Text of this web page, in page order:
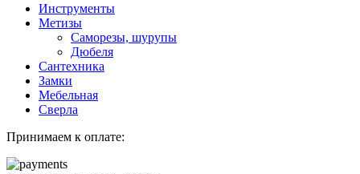
Инструменты
Метизы
Саморезы, шурупы
Дюбеля
Сантехника
Замки
Мебельная
Сверла
Принимаем к оплате: